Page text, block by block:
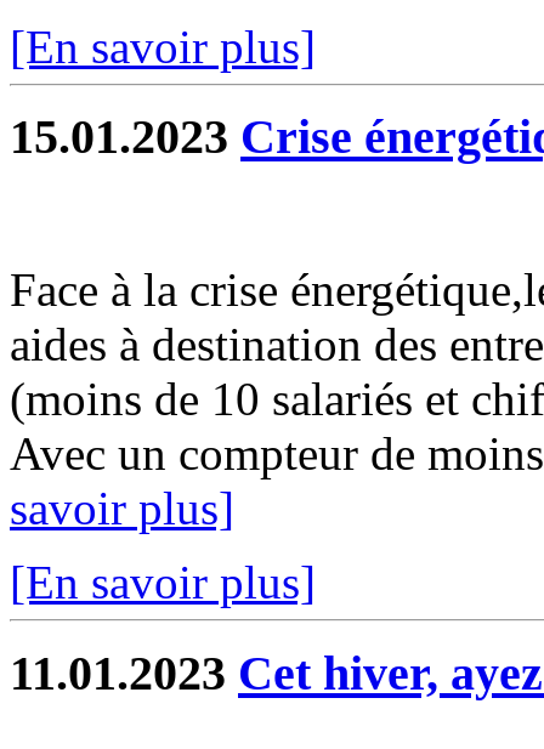
[En savoir plus]
15.01.2023 Crise
Face à la crise
aides à destination des
(moins de 10 salariés et
Avec un compteur de
savoir plus]
[En savoir plus]
11.01.2023 Cet hiver,